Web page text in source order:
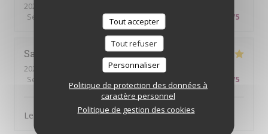
Tout accepter
Tout refuser
Personnaliser
Politique de protection des données à
caractère personnel
Politique de gestion des cookies
2026-07-14
Service
Ambiance:5/5 Cuisine:3 /5
Sabine
2026-07-14
- 13:00 - Couverts 4
Service
/5
Le cadre, le choix des mets et l.amabilité du personnel